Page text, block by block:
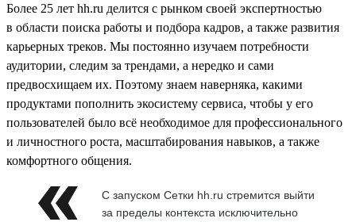
Более 25 лет hh.ru делится с рынком своей экспертностью
в области поиска работы и подбора кадров, а также развития
карьерных треков. Мы постоянно изучаем потребности
аудитории, следим за трендами, а нередко и сами
предвосхищаем их. Поэтому знаем наверняка, какими
продуктами пополнить экосистему сервиса, чтобы у его
пользователей было всё необходимое для профессионального
и личностного роста, масштабирования навыков, а также
комфортного общения.
С запуском Сетки hh.ru стремится выйти
за пределы контекста исключительно